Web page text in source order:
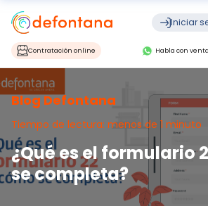
Iniciar
Contratación online Habla con
Blog Defontana
Tiempo de lectura: menos de 1 minuto
¿Qué es el formulario
se completa?